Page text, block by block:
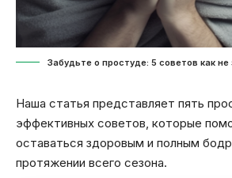
Забудьте о простуде: 5 советов как
Наша статья представляет пять
эффективных советов, которые
оставаться здоровым и полным
протяжении всего сезона.